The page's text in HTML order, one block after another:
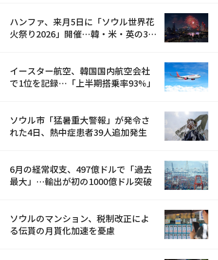
ハンファ、来月5日に「ソウル世界花
火祭り2026」開催…韓・米・英の3カ
イースター航空、韓国国内航空会社
で1位を記録…「上半期搭乗率93%」
ソウル市「猛暑重大警報」が発令さ
れた4日、熱中症患者39人追加発生
6月の経常収支、497億ドルで「過去
最大」…輸出が初の1000億ドル突破
ソウルのマンション、税制改正によ
る伝貰の月貰化加速を憂慮